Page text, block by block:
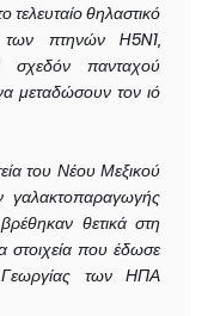
τελευταίο θηλαστικό
πτηνών H5N1,
πανταχού
μεταδώσουν τον ιό
του Νέου Μεξικού
θετικά στη
που έδωσε
Γεωργίας των ΗΠΑ